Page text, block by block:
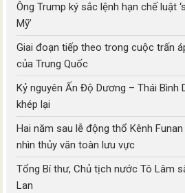
Ông Trump ký sắc lệnh hạn chế luật
Mỹ’
Giai đoạn tiếp theo trong cuộc trấn
của Trung Quốc
Kỷ nguyên Ấn Độ Dương – Thái Bình
khép lại
Hai năm sau lễ động thổ Kênh
nhìn thủy văn toàn lưu vực
Tổng Bí thư, Chủ tịch nước Tô Lâm
Lan